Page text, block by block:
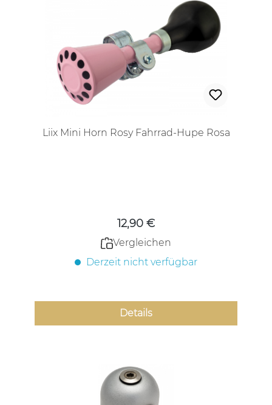
Liix Mini Horn Rosy Fahrrad-Hupe Rosa
12,90 €
Vergleichen
Derzeit nicht verfügbar
Details